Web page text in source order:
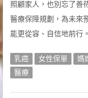
照顧家人，也別忘了善
醫療保障規劃，為未來
能更從容、自信地前行。
乳癌 女性保單 媽
醫療